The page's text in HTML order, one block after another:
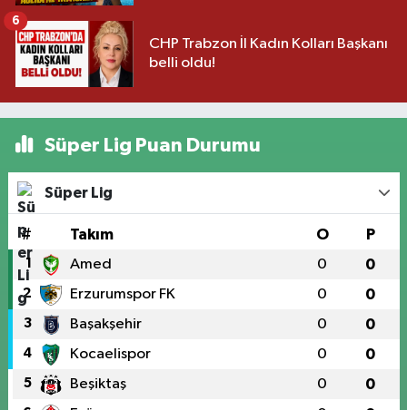
CHP Trabzon İl Kadın Kolları Başkanı
belli oldu!
6
Süper Lig Puan Durumu
Süper Lig
# Takım O P
1 Amed 0 0
2 Erzurumspor FK 0 0
3 Başakşehir 0 0
4 Kocaelispor 0 0
5 Beşiktaş 0 0